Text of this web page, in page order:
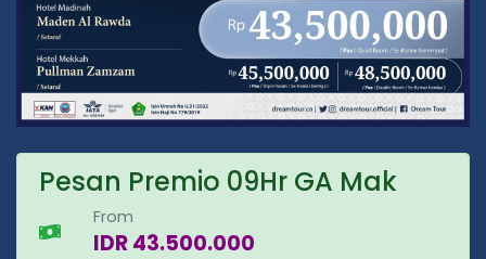
Pesan Premio 09Hr GA Mak
From
IDR 43.500.000